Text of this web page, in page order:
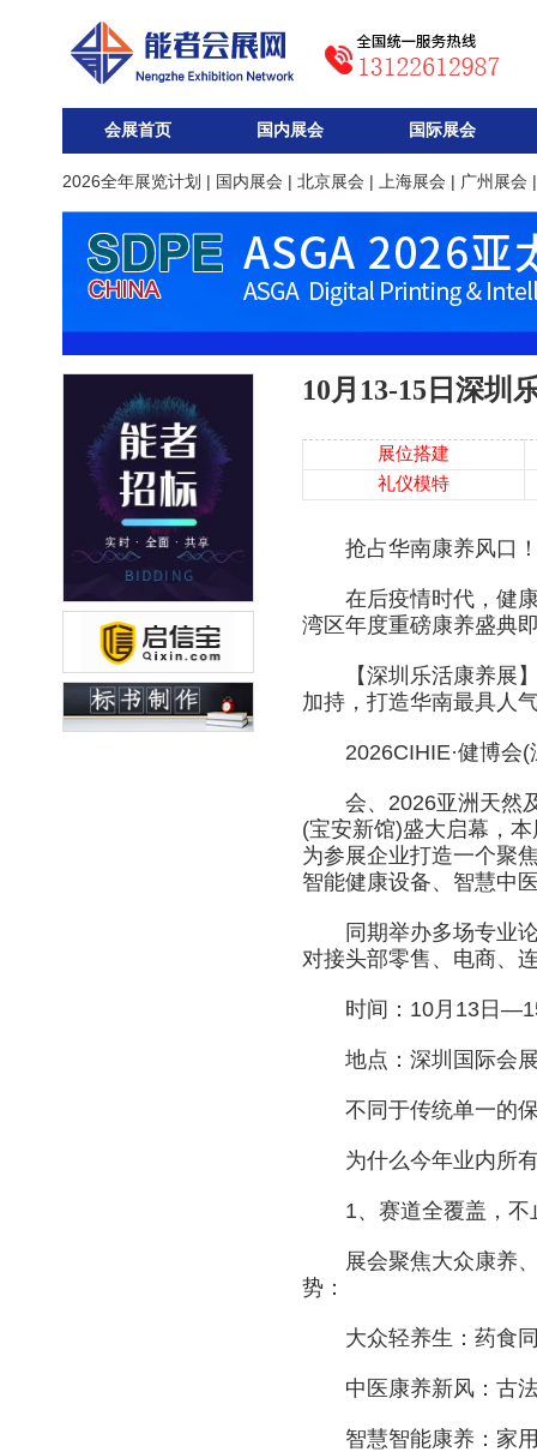
会展首页 国内展会 国际展会
2026全年展览计划 | 国内展会 | 北京展会 | 上海展会 | 广州展会
10月13-15日深圳
展位搭建
礼仪模特
抢占华南康养风口！
在后疫情时代，健康
湾区年度重磅康养盛典
【深圳乐活康养展】
加持，打造华南最具人
2026CIHIE·健博会(
会、2026亚洲天然及
(宝安新馆)盛大启幕，
为参展企业打造一个聚
智能健康设备、智慧中
同期举办多场专业论
对接头部零售、电商、
时间：10月13日
地点：深圳国际会展
不同于传统单一的保
为什么今年业内所有
1、赛道全覆盖，不
展会聚焦大众康养、
势：
大众轻养生：药食同
中医康养新风：古法
智慧智能康养：家用